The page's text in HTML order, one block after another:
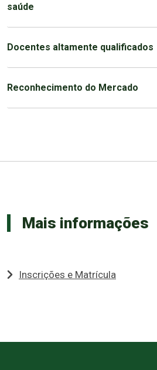
saúde
Docentes altamente qualificados
Reconhecimento do Mercado
Mais informações
Inscrições e Matrícula